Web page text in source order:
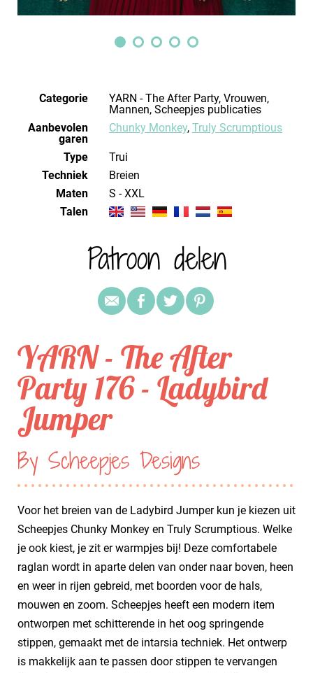
Categorie
YARN - The After Party, Vrouwen,
Mannen, Scheepjes publicaties
Aanbevolen
garen
Chunky Monkey, Truly Scrumptious
Type
Trui
Techniek
breien
Maten
S - XXL
Talen
Patroon delen
YARN - The After
Party 176 - Ladybird
Jumper
By Scheepjes Designs
Voor het breien van de Ladybird Jumper kun je kiezen uit
Scheepjes Chunky Monkey en Truly Scrumptious. Welke
je ook kiest, je zit er warmpjes bij! Deze comfortabele
raglan wordt in aparte delen van onder naar boven, heen
en weer in rijen gebreid, met boorden voor de hals,
mouwen en zoom. Scheepjes heeft een modern item
ontworpen met schitterende in het oog springende
stippen, gemaakt met de intarsia techniek. Het ontwerp
is makkelijk aan te passen door stippen te vervangen